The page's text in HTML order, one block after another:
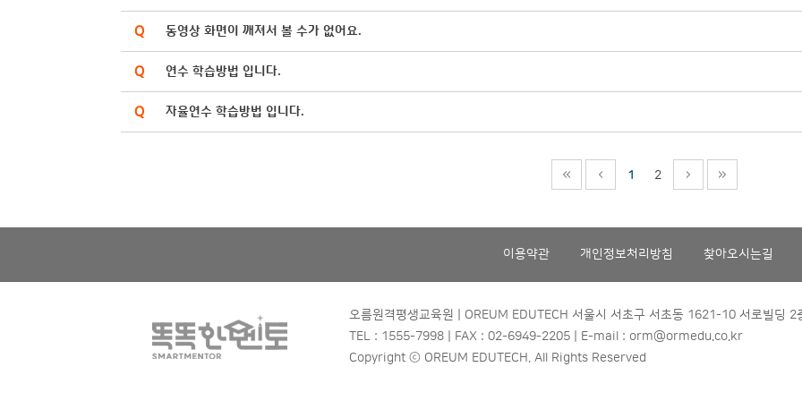
동영상 화면이 깨져서 볼 수가 없어요.
연수 학습방법 입니다.
자율연수 학습방법 입니다.
1 2
이용약관 개인정보처리방침 찾아오시는길
오름원격평생교육원 | OREUM EDUTECH 서울시 서초구 서초동 1621-10 서로빌딩 2
TEL : 1555-7998 | FAX : 02-6949-2205 | E-mail : orm@ormedu.co.kr
Copyright ⓒ OREUM EDUTECH. All Rights Reserved